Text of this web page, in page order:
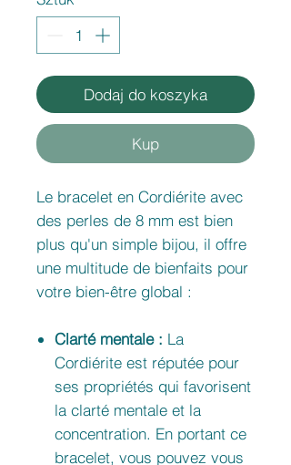
Dodaj do koszyka
Kup
Le bracelet en Cordiérite avec
des perles de 8 mm est bien
plus qu'un simple bijou, il offre
une multitude de bienfaits pour
votre bien-être global :
Clarté mentale : La
Cordiérite est réputée pour
ses propriétés qui favorisent
la clarté mentale et la
concentration. En portant ce
bracelet, vous pouvez vous